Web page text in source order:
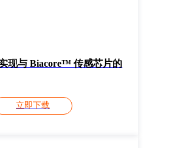
现与 Biacore™ 传感芯片的
立即下载